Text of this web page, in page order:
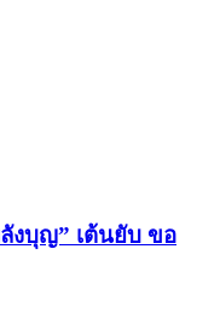
งบุญ” เต้นยับ ขอ